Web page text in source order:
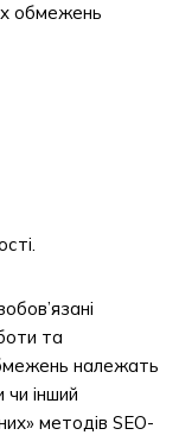
обмежень
та
належать
інший
методів SEO-